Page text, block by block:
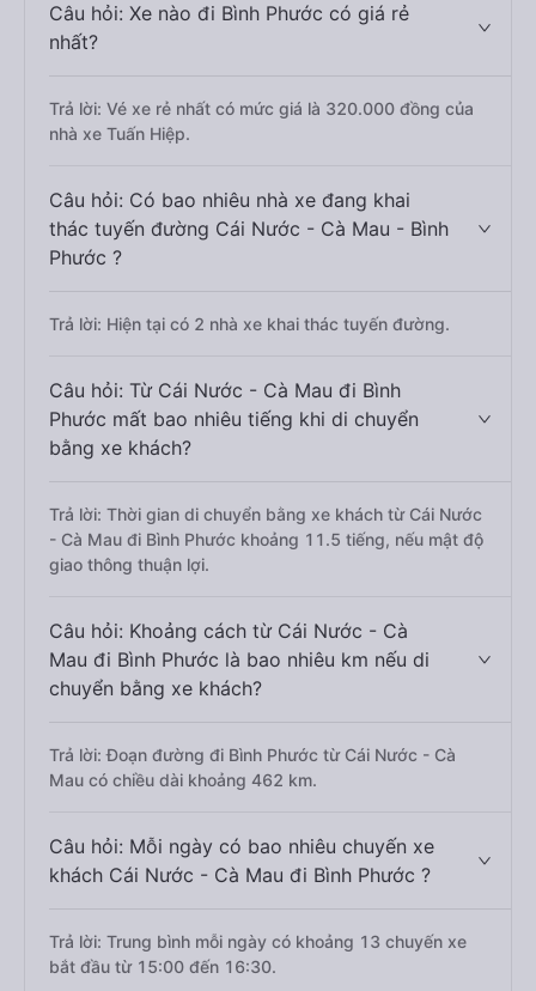
Câu hỏi: Xe nào đi Bình Phước có giá rẻ
nhất?
Trả lời: Vé xe rẻ nhất có mức giá là 320.000 đồng của
nhà xe Tuấn Hiệp.
Câu hỏi: Có bao nhiêu nhà xe đang khai
thác tuyến đường Cái Nước - Cà Mau - Bình
Phước ?
Trả lời: Hiện tại có 2 nhà xe khai thác tuyến đường.
Câu hỏi: Từ Cái Nước - Cà Mau đi Bình
Phước mất bao nhiêu tiếng khi di chuyển
bằng xe khách?
Trả lời: Thời gian di chuyển bằng xe khách từ Cái Nước
- Cà Mau đi Bình Phước khoảng 11.5 tiếng, nếu mật độ
giao thông thuận lợi.
Câu hỏi: Khoảng cách từ Cái Nước - Cà
Mau đi Bình Phước là bao nhiêu km nếu di
chuyển bằng xe khách?
Trả lời: Đoạn đường đi Bình Phước từ Cái Nước - Cà
Mau có chiều dài khoảng 462 km.
Câu hỏi: Mỗi ngày có bao nhiêu chuyến xe
khách Cái Nước - Cà Mau đi Bình Phước ?
Trả lời: Trung bình mỗi ngày có khoảng 13 chuyến xe
bắt đầu từ 15:00 đến 16:30.